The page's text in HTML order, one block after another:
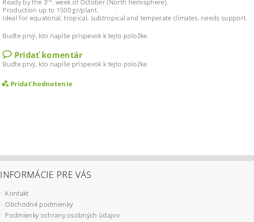
Ready by the 3
. week of October (North hemisphere).
Production up to 1500 gr/plant.
Ideal for equatorial, tropical, subtropical and temperate climates, needs support.
Buďte prvý, kto napíše príspevok k tejto položke.
Pridať komentár
Buďte prvý, kto napíše príspevok k tejto položke.
Pridať hodnotenie
Vložením hodnotenie súhlasíte s
INFORMÁCIE PRE VÁS
Kontakt
Obchodné podmienky
Podmienky ochrany osobných údajov